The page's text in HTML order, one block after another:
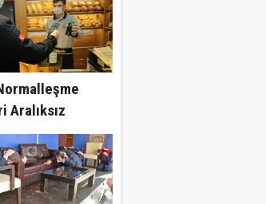
Aralıksız